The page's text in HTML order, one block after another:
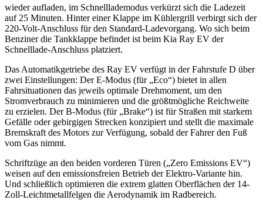
wieder aufladen, im Schnelllademodus verkürzt sich die Ladezeit
auf 25 Minuten. Hinter einer Klappe im Kühlergrill verbirgt sich der
220-Volt-Anschluss für den Standard-Ladevorgang. Wo sich beim
Benziner die Tankklappe befindet ist beim Kia Ray EV der
Schnelllade-Anschluss platziert.
Das Automatikgetriebe des Ray EV verfügt in der Fahrstufe D über
zwei Einstellungen: Der E-Modus (für „Eco“) bietet in allen
Fahrsituationen das jeweils optimale Drehmoment, um den
Stromverbrauch zu minimieren und die größtmögliche Reichweite
zu erzielen. Der B-Modus (für „Brake“) ist für Straßen mit starkem
Gefälle oder gebirgigen Strecken konzipiert und stellt die maximale
Bremskraft des Motors zur Verfügung, sobald der Fahrer den Fuß
vom Gas nimmt.
Schriftzüge an den beiden vorderen Türen („Zero Emissions EV“)
weisen auf den emissionsfreien Betrieb der Elektro-Variante hin.
Und schließlich optimieren die extrem glatten Oberflächen der 14-
Zoll-Leichtmetallfelgen die Aerodynamik im Radbereich.